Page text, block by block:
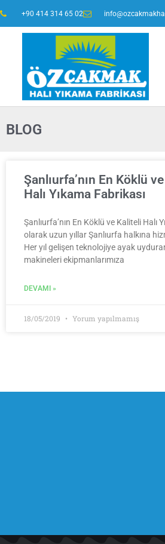
+90 414 314 65 02
BLOG
Şanlıurfa’nın En Köklü
Halı Yıkama Fabrikası
Şanlıurfa’nın En Köklü ve Kaliteli Halı
olarak uzun yıllar Şanlıurfa halkına
Her yıl gelişen teknolojiye ayak
makineleri ekipmanlarımıza
DEVAMI »
18/05/2019 Yorum yapılmamış